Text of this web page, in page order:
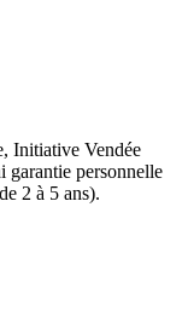
Initiative Vendée
garantie personnelle
2 à 5 ans).